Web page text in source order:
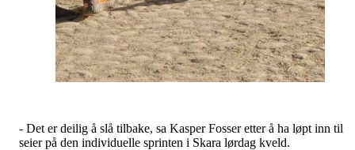
- Det er deilig å slå tilbake, sa Kasper Fosser etter å ha løpt inn til
seier på den individuelle sprinten i Skara lørdag kveld.